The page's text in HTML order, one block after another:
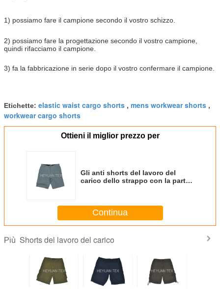
1) possiamo fare il campione secondo il vostro schizzo.
2) possiamo fare la progettazione secondo il vostro campione,
quindi rifacciamo il campione.
3) fa la fabbricazione in serie dopo il vostro confermare il campione.
Etichette: elastic waist cargo shorts , mens workwear shorts ,
workwear cargo shorts
Ottieni il miglior prezzo per
Gli anti shorts del lavoro del
carico dello strappo con la parte
uomini
Continua
Più Shorts del lavoro del carico